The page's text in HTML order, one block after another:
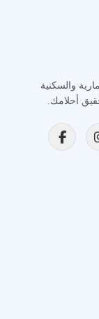
والسكنية
أحلامك.